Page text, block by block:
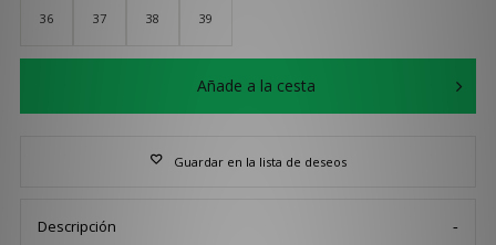
36 37 38 39
Añade a la cesta
Guardar en la lista de deseos
Descripción